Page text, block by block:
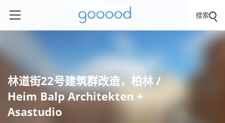
搜索
林道街22号建筑群改造，柏林 /
Heim Balp Architekten +
Asastudio